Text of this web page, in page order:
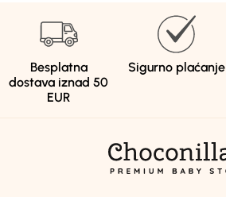
Besplatna
dostava iznad 50
EUR
Sigurno plaćanje